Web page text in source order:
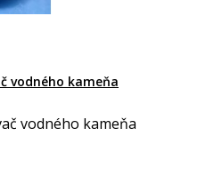
vodného kameňa
vodného kameňa